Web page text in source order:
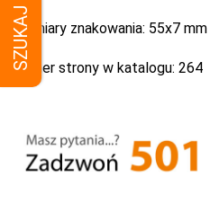
SZUKAJ
Wymiary znakowania: 55x7 mm
Numer strony w katalogu: 264